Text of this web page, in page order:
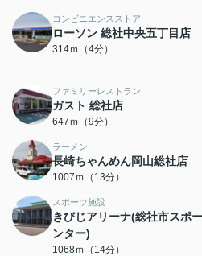
コンビニエンスストア
ローソン 総社中央五丁目店
314ｍ（4分）
ファミリーレストラン
ガスト 総社店
647ｍ（9分）
ラーメン
長崎ちゃんめん岡山総社店
1007ｍ（13分）
スポーツ施設
きびじアリーナ(総社市スポ
ンター)
1068ｍ（14分）